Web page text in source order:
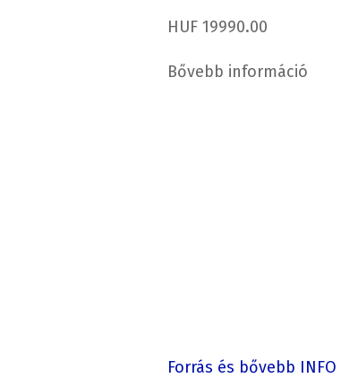
HUF 19990.00
Bővebb információ
Forrás és bővebb INFO